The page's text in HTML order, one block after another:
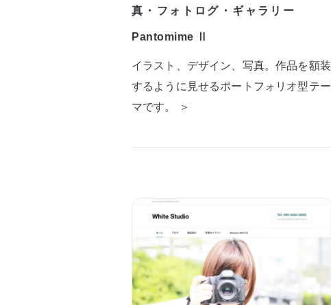
真・フォトログ・ギャラリー
Pantomime Ⅱ
イラスト、デザイン、写真。作品を額装
するように見せるポートフォリオ型テー
マです。 ＞